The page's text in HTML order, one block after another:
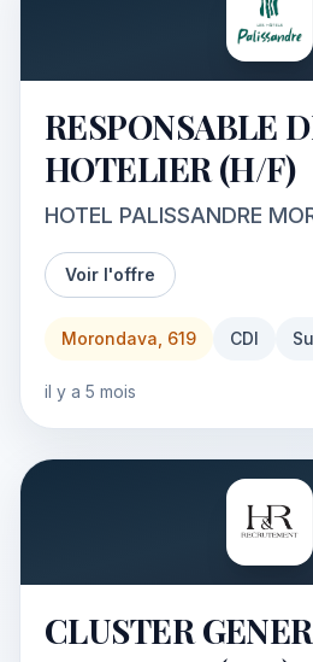
RESPONSABLE
HOTELIER (H/F)
HOTEL PALISSANDRE
Voir l'offre
Morondava, 619 CDI
il y a 5 mois
CLUSTER